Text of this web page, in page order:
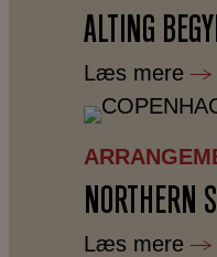
ALTING
Læs mere
NORTHERN
Læs mere